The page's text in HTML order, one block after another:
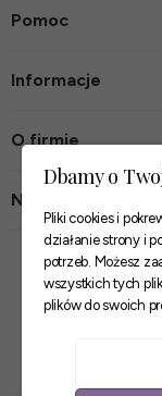
Pomoc
Informacje
O firmie
Nasze sklepy
Dbamy o
Pliki cookies i
działanie strony i
potrzeb. Możesz
wszystkich tych
plików do swoich